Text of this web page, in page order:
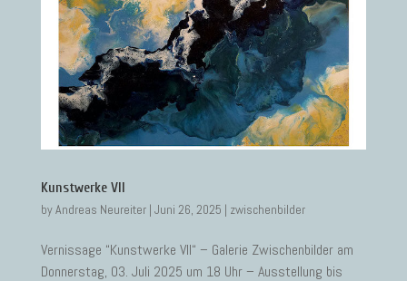
Kunstwerke VII
byAndreas Neureiter| Juni 26, 2025 | zwischenbilder
Vernissage “Kunstwerke VII“ – Galerie Zwischenbilder am
Donnerstag, 03. Juli 2025 um 18 Uhr – Ausstellung bis